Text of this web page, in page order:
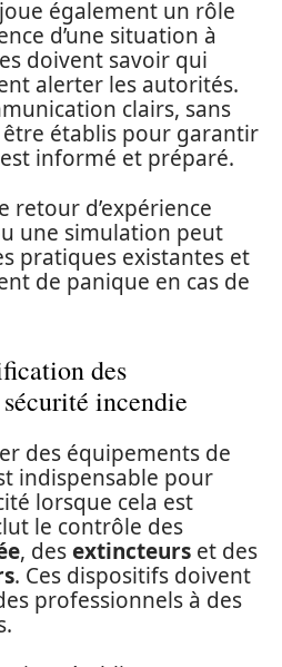
également un rôle
d’une situation à
doivent savoir qui
alerter les autorités.
clairs, sans
établis pour garantir
informé et préparé.
retour d’expérience
une simulation peut
pratiques existantes et
de panique en cas de
des
incendie
des équipements de
indispensable pour
lorsque cela est
le contrôle des
, desextincteurs et des
. Ces dispositifs doivent
professionnels à des